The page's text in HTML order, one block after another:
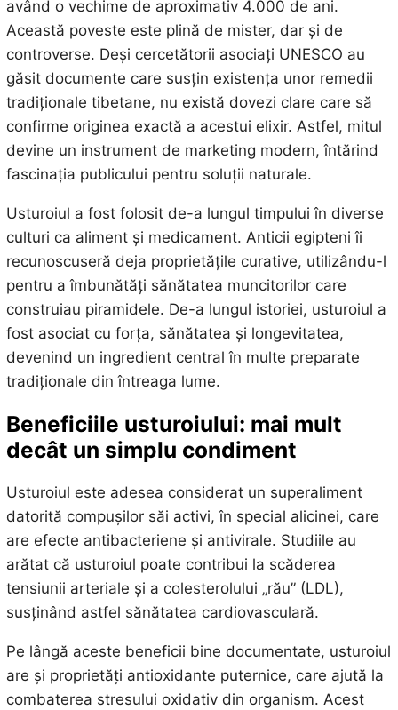
având o vechime de aproximativ 4.000 de ani.
Această poveste este plină de mister, dar și de
controverse. Deși cercetătorii asociați UNESCO au
găsit documente care susțin existența unor remedii
tradiționale tibetane, nu există dovezi clare care să
confirme originea exactă a acestui elixir. Astfel, mitul
devine un instrument de marketing modern, întărind
fascinația publicului pentru soluții naturale.
Usturoiul a fost folosit de-a lungul timpului în diverse
culturi ca aliment și medicament. Anticii egipteni îi
recunoscuseră deja proprietățile curative, utilizându-l
pentru a îmbunătăți sănătatea muncitorilor care
construiau piramidele. De-a lungul istoriei, usturoiul a
fost asociat cu forța, sănătatea și longevitatea,
devenind un ingredient central în multe preparate
tradiționale din întreaga lume.
Beneficiile usturoiului: mai mult
decât un simplu condiment
Usturoiul este adesea considerat un superaliment
datorită compușilor săi activi, în special alicinei, care
are efecte antibacteriene și antivirale. Studiile au
arătat că usturoiul poate contribui la scăderea
tensiunii arteriale și a colesterolului „rău” (LDL),
susținând astfel sănătatea cardiovasculară.
Pe lângă aceste beneficii bine documentate, usturoiul
are și proprietăți antioxidante puternice, care ajută la
combaterea stresului oxidativ din organism. Acest